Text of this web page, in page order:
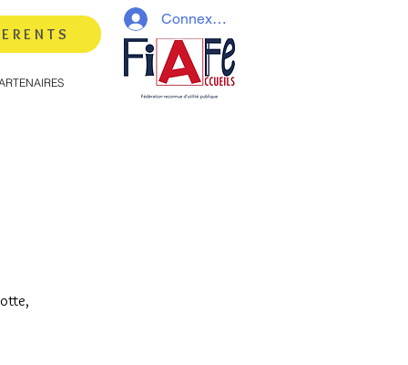
Connexion